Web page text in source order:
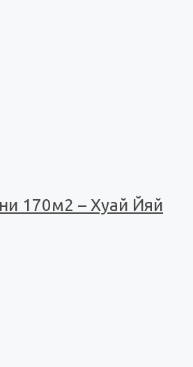
170м2 – Хуай Йяй